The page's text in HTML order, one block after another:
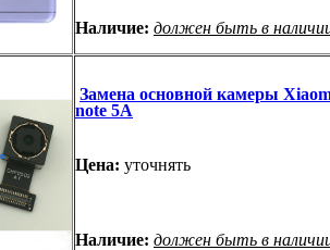
Наличие: должен быть в
Замена основной камеры
note 5A
Цена: уточнять
Наличие: должен быть в